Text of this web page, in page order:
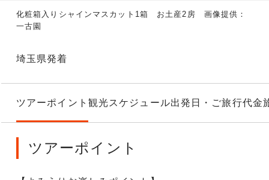
化粧箱入りシャインマスカット1箱 お土産2房 画像提供：
一古園
埼玉県発着
ツアーポイント 観光スケジュール出発日・ご旅行代金
ツアーポイント